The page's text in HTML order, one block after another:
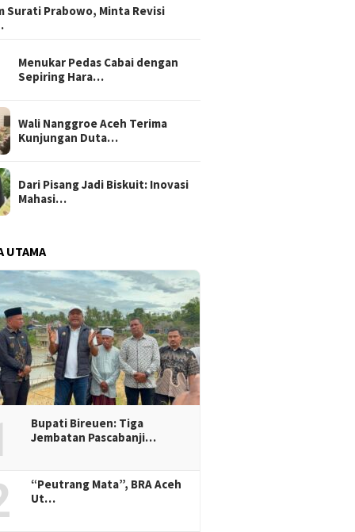
Surati Prabowo, Minta Revisi
Menukar Pedas Cabai dengan
Sepiring Hara…
Wali Nanggroe Aceh Terima
Kunjungan Duta…
Dari Pisang Jadi Biskuit: Inovasi
Mahasi…
UTAMA
Bupati Bireuen: Tiga
Jembatan Pascabanji…
“Peutrang Mata”, BRA Aceh
Ut…